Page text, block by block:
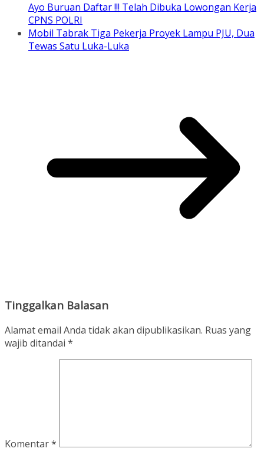
Ayo Buruan Daftar !!! Telah Dibuka Lowongan Kerja
CPNS POLRI
Mobil Tabrak Tiga Pekerja Proyek Lampu PJU, Dua
Tewas Satu Luka-Luka
Tinggalkan Balasan
Alamat email Anda tidak akan dipublikasikan. Ruas yang
wajib ditandai *
Komentar*